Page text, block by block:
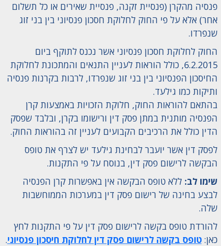
פנסיה מהקרן (פנסיית זקנה, פנסיית שאירים או כל תשלום
אחר) אלא על פי החוק לחלוקת חסכון פנסיוני בין בני זוג
שנפרדו.
החוק לחלוקת חסכון פנסיוני אשר נכנס לתוקף ביום
6.2.2015, כולל הוראות לעניין התנאים והמתכונת לחלוקת
החיסכון הפנסיוני בין בני זוג שנפרדו, לרבות בקרנות פנסיה
ותיקות כמו גילעד.
בהתאם להוראות החוק, חלוקת הזכויות באמצעות קרן
הפנסיה מותנית במתן פסק דין ורישומו בקרן, ובלבד שפסק
הדין כולל את הרכיבים הקבועים לעניין זה בהוראות החוק.
לפסק דין אשר יועבר לבחינת גילעד יש לצרף את טופס
הבקשה לרישום פסק דין, בנוסח על פי התקנות.
שימו לב: ללא טופס הבקשה אין באפשרות קרן הפנסיה
לבצע בחינה של רישום פסק דין במערכות הממוחשבות
שלה.
להורדת טופס בקשה לרישום פסק דין על פי התקנות לחץ
כאן:טופס בקשה לרישום פסק דין לחלוקת חיסכון פנסיוני.